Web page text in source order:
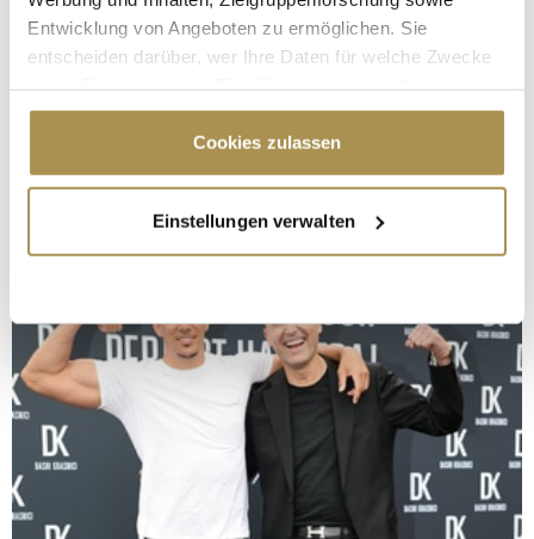
Entwicklung von Angeboten zu ermöglichen. Sie
entscheiden darüber, wer Ihre Daten für welche Zwecke
Cookie-Erklärung oder durch Klicken auf das Privacy
Trigger Symbol ändern oder widerrufen
Informationen über Ihre geografische Lage
erfassen, welche bis auf einige Meter genau sein
bestimmten Merkmalen (Fingerprinting) identifizieren
Erfahren Sie mehr darüber, wie Ihre persönlichen Daten
verarbeitet werden, und legen Sie Ihre Präferenzen im
Abschnitt Einzelheiten
fest.
Wir verwenden Cookies, um Inhalte und Anzeigen zu
personalisieren, Funktionen für soziale Medien anbieten
Cookies zulassen
Einstellungen verwalten